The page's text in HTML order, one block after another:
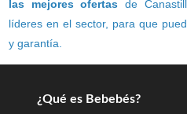
las mejores ofertas de
líderes en el sector, para que
y garantía.
¿Qué es Bebebés?